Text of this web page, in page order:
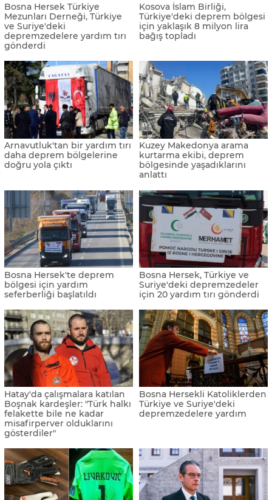
Bosna Hersek Türkiye
Mezunları Derneği, Türkiye
ve Suriye'deki
depremzedelere yardım tırı
gönderdi
Kosova İslam Birliği,
Türkiye'deki deprem bölgesi
için yaklaşık 8 milyon lira
bağış topladı
Arnavutluk'tan bir yardım tırı
daha deprem bölgelerine
doğru yola çıktı
Kuzey Makedonya arama
kurtarma ekibi, deprem
bölgesinde yaşadıklarını
anlattı
Bosna Hersek'te deprem
bölgesi için yardım
seferberliği başlatıldı
Bosna Hersek, Türkiye ve
Suriye'deki depremzedeler
için 20 yardım tırı gönderdi
Hatay'da çalışmalara katılan
Boşnak kardeşler: "Türk halkı
felakette bile ne kadar
misafirperver olduklarını
gösterdiler"
Bosna Hersekli Katoliklerden
Türkiye ve Suriye'deki
depremzedelere yardım